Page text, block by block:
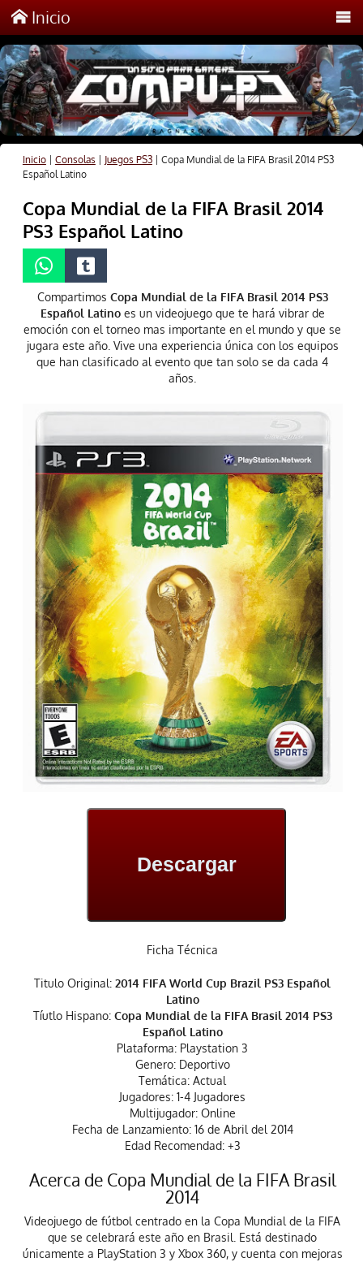
Inicio
Inicio| Consolas Juegos PS3| Copa Mundial de la FIFA Brasil 2014 PS3
Español Latino
Copa Mundial de la FIFA Brasil 2014
PS3 Español Latino
Compartimos Copa Mundial de la FIFA Brasil 2014 PS3
Español Latinoes un videojuego que te hará vibrar de
emoción con el torneo mas importante en el mundo y que se
jugara este año. Vive una experiencia única con los equipos
que han clasificado al evento que tan solo se da cada 4
años.
Descargar
Ficha Técnica
Titulo Original:2014 FIFA World Cup Brazil PS3 Español
Latino
Tíutlo Hispano: Copa Mundial de la FIFA Brasil 2014 PS3
Español Latino
Plataforma: Playstation 3
Genero: Deportivo
Temática: Actual
Jugadores: 1-4 Jugadores
Multijugador: Online
Fecha de Lanzamiento: 16 de Abril del 2014
Edad Recomendad: +3
Acerca de Copa Mundial de la FIFA Brasil
2014
Videojuego de fútbol centrado en la Copa Mundial de la FIFA
que se celebrará este año en Brasil. Está destinado
únicamente a PlayStation 3 y Xbox 360, y cuenta con mejoras